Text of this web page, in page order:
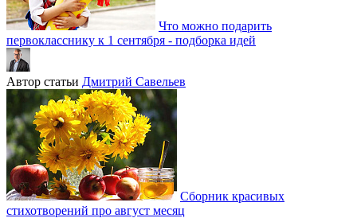
Что можно подарить
первокласснику к 1 сентября - подборка идей
Автор статьи Дмитрий Савельев
Сборник красивых
стихотворений про август месяц